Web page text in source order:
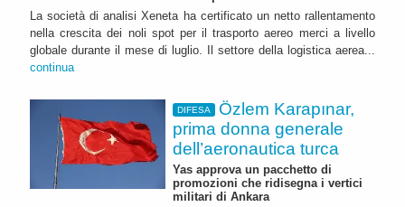
La società di analisi Xeneta ha certificato un netto rallentamento
nella crescita dei noli spot per il trasporto aereo merci a livello
globale durante il mese di luglio. Il settore della logistica aerea...
continua
DIFESA
Özlem Karapınar,
prima donna generale
dell’aeronautica turca
Yas approva un pacchetto di
promozioni che ridisegna i vertici
militari di Ankara